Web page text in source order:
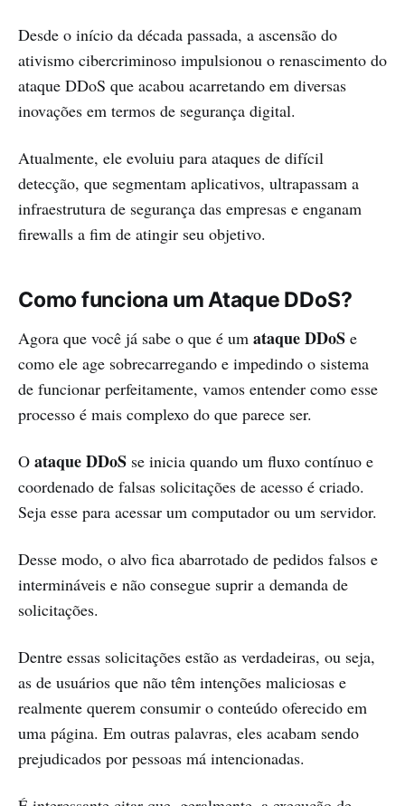
Desde o início da década passada, a ascensão do
ativismo cibercriminoso impulsionou o renascimento do
ataque DDoS que acabou acarretando em diversas
inovações em termos de segurança digital.
Atualmente, ele evoluiu para ataques de difícil
detecção, que segmentam aplicativos, ultrapassam a
infraestrutura de segurança das empresas e enganam
firewalls a fim de atingir seu objetivo.
Como funciona um Ataque DDoS?
Agora que você já sabe o que é um ataque DDoS e
como ele age sobrecarregando e impedindo o sistema
de funcionar perfeitamente, vamos entender como esse
processo é mais complexo do que parece ser.
O ataque DDoS se inicia quando um fluxo contínuo e
coordenado de falsas solicitações de acesso é criado.
Seja esse para acessar um computador ou um servidor.
Desse modo, o alvo fica abarrotado de pedidos falsos e
intermináveis e não consegue suprir a demanda de
solicitações.
Dentre essas solicitações estão as verdadeiras, ou seja,
as de usuários que não têm intenções maliciosas e
realmente querem consumir o conteúdo oferecido em
uma página. Em outras palavras, eles acabam sendo
prejudicados por pessoas má intencionadas.